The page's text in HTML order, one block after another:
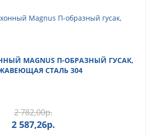
MAGNUS П-ОБРАЗНЫЙ ГУСАК,
СТАЛЬ 304
2 782,00р.
2 587,26р.